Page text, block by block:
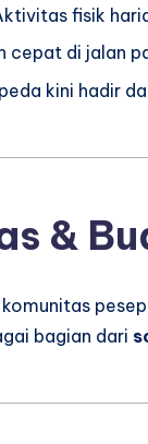
fisik
cepat di jalan
kini hadir
&
bagian dari